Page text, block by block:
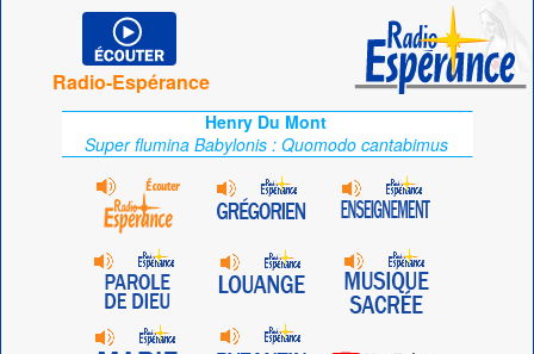
Radio-Espérance
Henry Du Mont
Super flumina Babylonis : Quomodo cantabimus